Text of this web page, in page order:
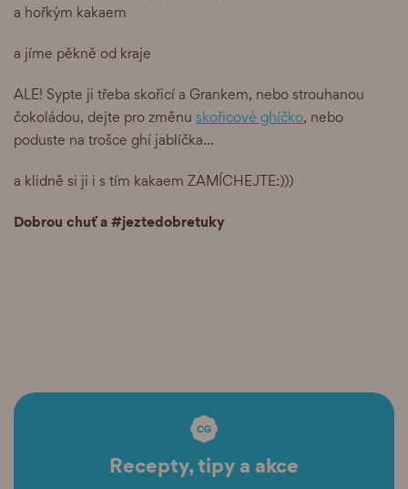
a hořkým kakaem
a jíme pěkně od kraje
ALE! Sypte ji třeba skořicí a Grankem, nebo strouhanou
čokoládou, dejte pro změnu skořicové ghíčko, nebo
poduste na trošce ghí jablíčka...
a klidně si ji i s tím kakaem ZAMÍCHEJTE:)))
Dobrou chuť a #jeztedobretuky
Recepty, tipy a akce